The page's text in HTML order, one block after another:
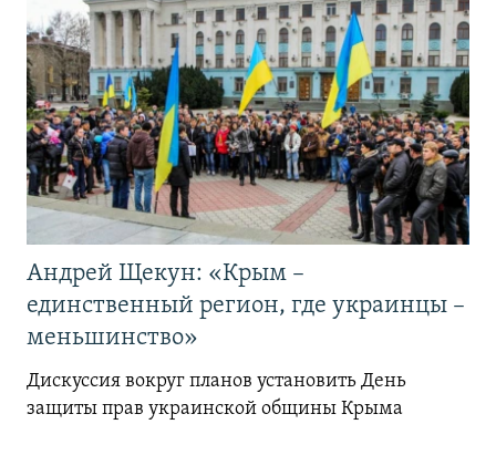
Андрей Щекун: «Крым –
единственный регион, где украинцы –
меньшинство»
Дискуссия вокруг планов установить День
защиты прав украинской общины Крыма